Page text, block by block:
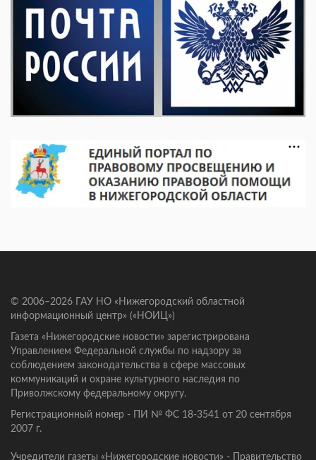
© 2006–2026 ГАУ НО «Нижегородский областной
информационный центр» («НОИЦ»)
Газета «Нижегородские новости» зарегистрирована
Управлением Федеральной службы по надзору за
соблюдением законодательства в сфере массовых
коммуникаций и охране культурного наследия по
Приволжскому федеральному округу.
Регистрационный номер - ПИ № ФС 18-3541 от 20 сентября
2007 г.
Учредители газеты «Нижегородские новости» - Правительство